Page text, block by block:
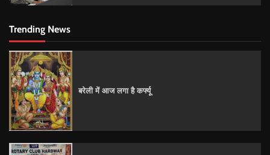
Trending News
बरेली में आज लगा है कर्फ्यू